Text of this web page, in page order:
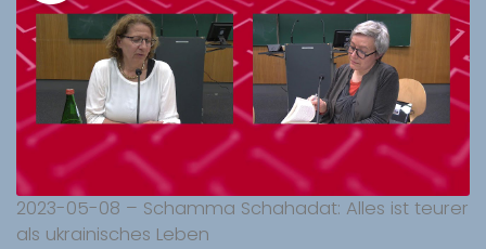
2023-05-08 – Schamma Schahadat: Alles ist teurer
als ukrainisches Leben